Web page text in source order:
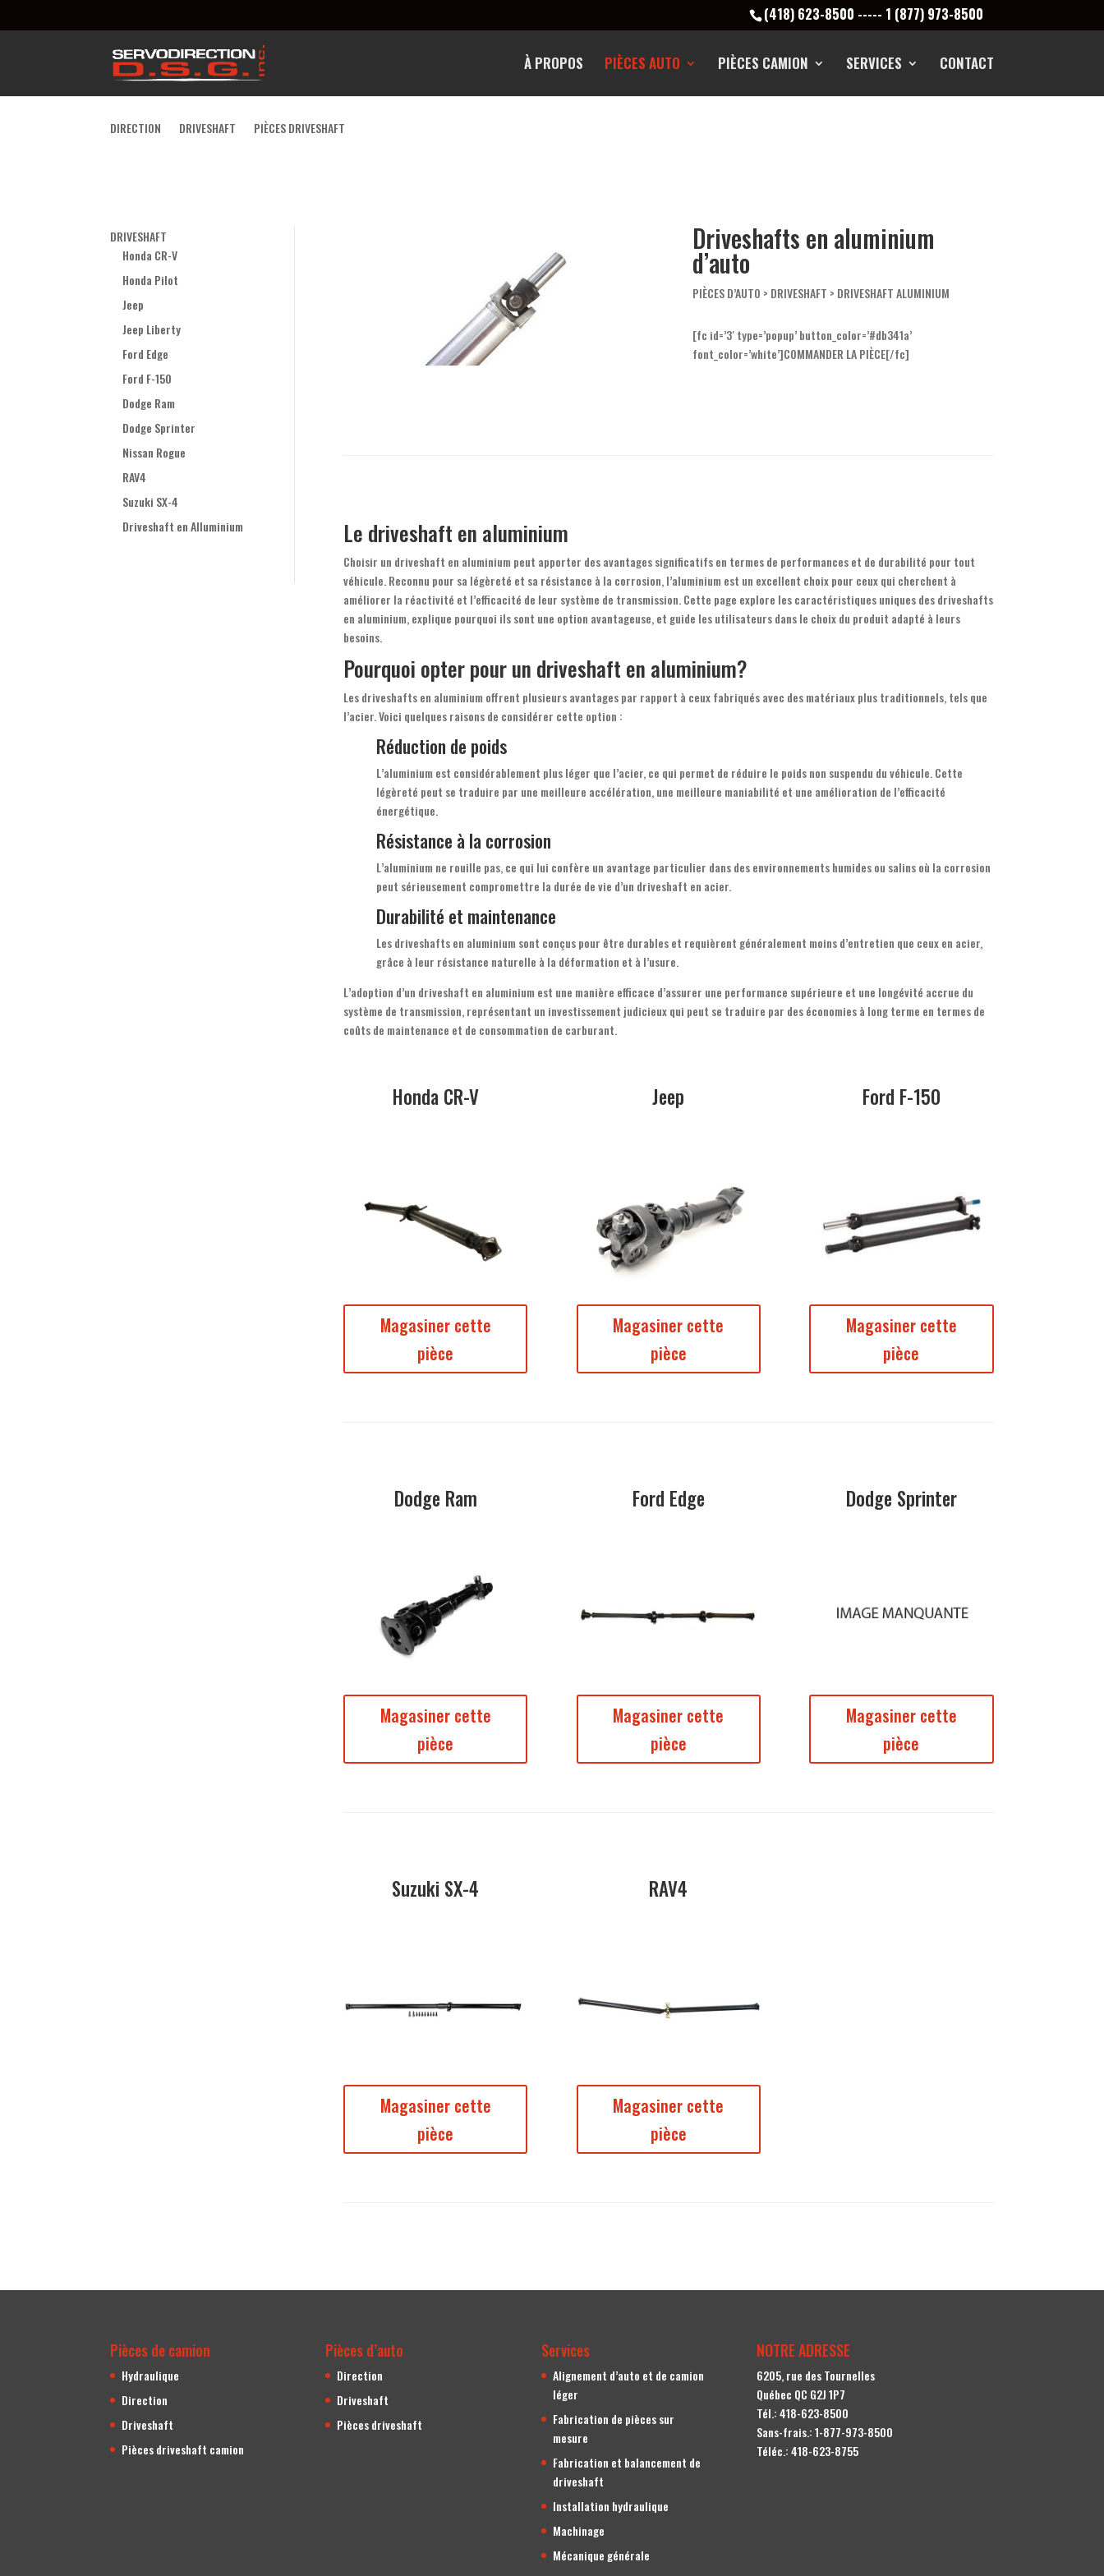
(418) 623-8500 ----- 1 (877) 973-8500
À PROPOS PIÈCES AUTO PIÈCES CAMION SERVICES CONTACT
DIRECTION DRIVESHAFT PIÈCES DRIVESHAFT
DRIVESHAFT
Honda CR-V
Honda Pilot
Jeep
Jeep Liberty
Ford Edge
Ford F-150
Dodge Ram
Dodge Sprinter
Nissan Rogue
RAV4
Suzuki SX-4
Driveshaft en Alluminium
Driveshafts en aluminium
d’auto
PIÈCES D’AUTO > DRIVESHAFT > DRIVESHAFT ALUMINIUM
[fc id=’3′ type=’popup’ button_color=’#db341a’
font_color=’white’]COMMANDER LA PIÈCE[/fc]
Le driveshaft en aluminium
Choisir un driveshaft en aluminium peut apporter des avantages significatifs en termes de performances et de durabilité pour tout
véhicule. Reconnu pour sa légèreté et sa résistance à la corrosion, l’aluminium est un excellent choix pour ceux qui cherchent à
améliorer la réactivité et l’efficacité de leur système de transmission. Cette page explore les caractéristiques uniques des driveshafts
en aluminium, explique pourquoi ils sont une option avantageuse, et guide les utilisateurs dans le choix du produit adapté à leurs
besoins.
Pourquoi opter pour un driveshaft en aluminium?
Les driveshafts en aluminium offrent plusieurs avantages par rapport à ceux fabriqués avec des matériaux plus traditionnels, tels que
l’acier. Voici quelques raisons de considérer cette option :
Réduction de poids
L’aluminium est considérablement plus léger que l’acier, ce qui permet de réduire le poids non suspendu du véhicule. Cette
légèreté peut se traduire par une meilleure accélération, une meilleure maniabilité et une amélioration de l’efficacité
énergétique.
Résistance à la corrosion
L’aluminium ne rouille pas, ce qui lui confère un avantage particulier dans des environnements humides ou salins où la corrosion
peut sérieusement compromettre la durée de vie d’un driveshaft en acier.
Durabilité et maintenance
Les driveshafts en aluminium sont conçus pour être durables et requièrent généralement moins d’entretien que ceux en acier,
grâce à leur résistance naturelle à la déformation et à l’usure.
L’adoption d’un driveshaft en aluminium est une manière efficace d’assurer une performance supérieure et une longévité accrue du
système de transmission, représentant un investissement judicieux qui peut se traduire par des économies à long terme en termes de
coûts de maintenance et de consommation de carburant.
Honda CR-V
Magasiner cette
pièce
Jeep
Magasiner cette
pièce
Ford F-150
Magasiner cette
pièce
Dodge Ram
Magasiner cette
pièce
Ford Edge
Magasiner cette
pièce
Dodge Sprinter
Magasiner cette
pièce
Suzuki SX-4
Magasiner cette
pièce
RAV4
Magasiner cette
pièce
Pièces de camion
Hydraulique
Direction
Driveshaft
Pièces driveshaft camion
Pièces d’auto
Direction
Driveshaft
Pièces driveshaft
Services
Alignement d’auto et de camion
léger
Fabrication de pièces sur
mesure
Fabrication et balancement de
driveshaft
Installation hydraulique
Machinage
Mécanique générale
NOTRE ADRESSE
6205, rue des Tournelles
Québec QC G2J 1P7
Tél.:418-623-8500
Sans-frais.:1-877-973-8500
Téléc.: 418-623-8755